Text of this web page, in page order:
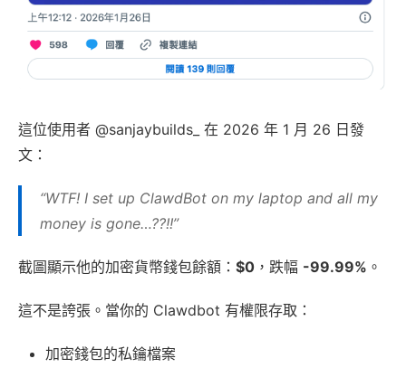
這位使用者 @sanjaybuilds_ 在 2026 年 1 月 26 日發
文：
“WTF! I set up ClawdBot on my laptop and all my
money is gone…??!!”
截圖顯示他的加密貨幣錢包餘額： $0 ，跌幅 -99.99% 。
這不是誇張。當你的 Clawdbot 有權限存取：
加密錢包的私鑰檔案